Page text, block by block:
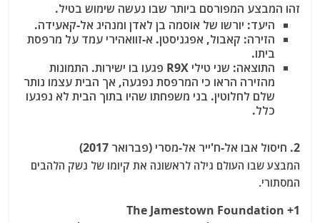
זהו המבצע המפורסם ביותר שבו נעשה שימוש בטיל.
היעד: יורשו של אוסמה בן לאדן ומנהיג אל-קאעידה.
הזירה: קאבול, אפגניסטן. א-זוואהירי עמד על מרפסת
ביתו.
התוצאה: שני טילי R9X פגעו בו ישירות. התמונות
מהזירה הראו כי המרפסת נפגעה, אך הבית עצמו נותר
שלם לחלוטין. בני משפחתו שהיו בתוך הבית לא נפגעו
כלל.
2. חיסול אבו אל-ח'ייר אל-מסרי (פברואר 2017)
המבצע שבו העולם גילה לראשונה את קיומו של נשק הלהבים
המסתורי.
The Jamestown Foundation +1